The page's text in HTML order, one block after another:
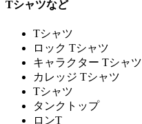
Tシャツなど
Tシャツ
ロック Tシャツ
キャラクター Tシャツ
カレッジ Tシャツ
Tシャツ
タンクトップ
ロンT